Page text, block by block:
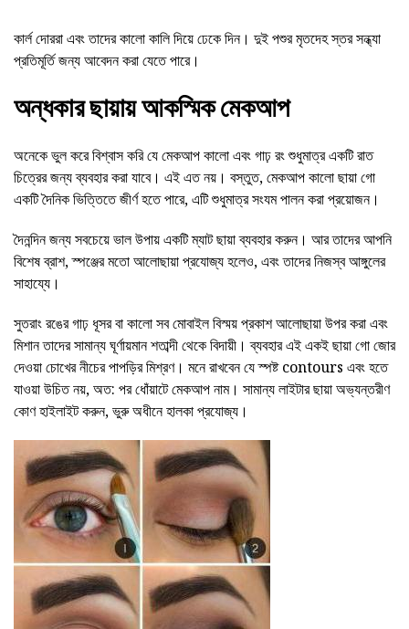
কার্ল দোররা এবং তাদের কালো কালি দিয়ে ঢেকে দিন। দুই পশুর মৃতদেহ স্তর সন্ধ্যা
প্রতিমূর্তি জন্য আবেদন করা যেতে পারে।
অন্ধকার ছায়ায় আকস্মিক মেকআপ
অনেকে ভুল করে বিশ্বাস করি যে মেকআপ কালো এবং গাঢ় রং শুধুমাত্র একটি রাত
চিত্রের জন্য ব্যবহার করা যাবে। এই এত নয়। বস্তুত, মেকআপ কালো ছায়া গো
একটি দৈনিক ভিত্তিতে জীর্ণ হতে পারে, এটি শুধুমাত্র সংযম পালন করা প্রয়োজন।
দৈনন্দিন জন্য সবচেয়ে ভাল উপায় একটি ম্যাট ছায়া ব্যবহার করুন। আর তাদের আপনি
বিশেষ ব্রাশ, স্পঞ্জের মতো আলোছায়া প্রযোজ্য হলেও, এবং তাদের নিজস্ব আঙ্গুলের
সাহায্যে।
সুতরাং রঙের গাঢ় ধূসর বা কালো সব মোবাইল বিস্ময় প্রকাশ আলোছায়া উপর করা এবং
মিশান তাদের সামান্য ঘূর্ণায়মান শতাব্দী থেকে বিদায়ী। ব্যবহার এই একই ছায়া গো জোর
দেওয়া চোখের নীচের পাপড়ির মিশ্রণ। মনে রাখবেন যে স্পষ্ট contours এবং হতে
যাওয়া উচিত নয়, অত: পর ধোঁয়াটে মেকআপ নাম। সামান্য লাইটার ছায়া অভ্যন্তরীণ
কোণ হাইলাইট করুন, ভুরু অধীনে হালকা প্রযোজ্য।